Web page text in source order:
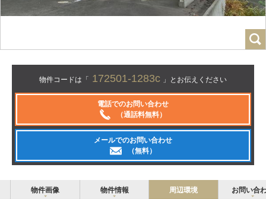
物件コードは「 172501-1283c 」とお伝えください
電話でのお問い合わせ
（通話料無料）
メールでのお問い合わせ
（無料）
物件画像 物件情報 周辺環境 お問い合